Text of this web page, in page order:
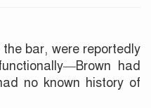
bar, were reportedly
had
no known history of